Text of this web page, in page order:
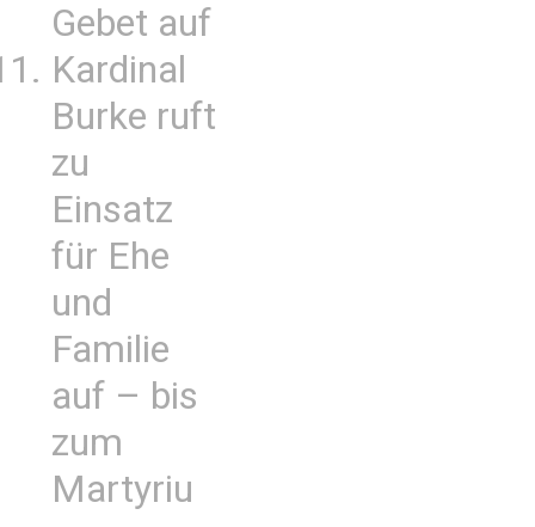
Gebet auf
Kardinal
Burke ruft
zu
Einsatz
für Ehe
und
Familie
auf – bis
zum
Martyriu